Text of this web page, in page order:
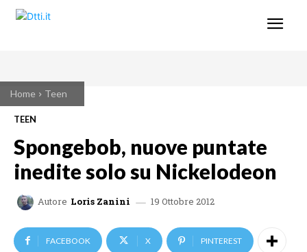
Home Teen
TEEN
Spongebob, nuove puntate
inedite solo su Nickelodeon
Autore Loris Zanini 19 Ottobre 2012
FACEBOOK X PINTEREST